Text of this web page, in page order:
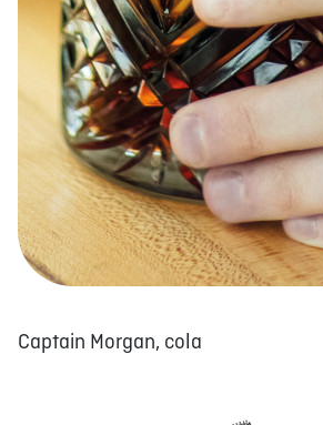
DONNER VOTRE OPINION
Captain Morgan, cola